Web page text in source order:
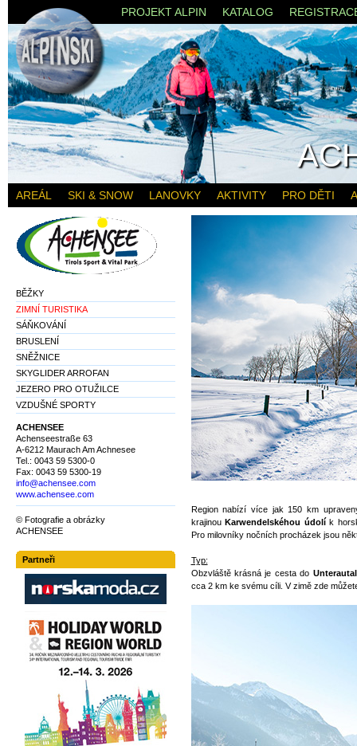
Region nabízí více jak 150 km
krajinouKarwendelskéhou údolík
Pro milovníky nočních procházek jsou
Typ:
Obzvláště krásná je cesta do
cca 2 km ke svému cíli. V zimě zde
BĚŽKY
ZIMNÍ TURISTIKA
SÁŇKOVÁNÍ
BRUSLENÍ
SNĚŽNICE
SKYGLIDER ARROFAN
JEZERO PRO OTUŽILCE
VZDUŠNÉ SPORTY
ACHENSEE
Achenseestraße 63
A-6212 Maurach Am Achnesee
Tel.: 0043 59 5300-0
Fax: 0043 59 5300-19
info@achensee.com
www.achensee.com
© Fotografie a obrázky
ACHENSEE
Partneři
PROJEKT ALPIN KATALOG
AREÁL SKI & SNOW LANOVKY AKTIVITY PRO DĚTI